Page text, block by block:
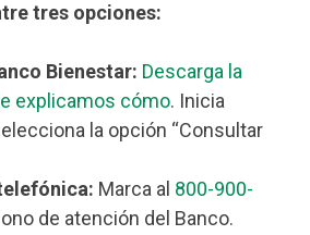
tres opciones:
Bienestar: Descarga la
explicamos cómo. Inicia
la opción “Consultar
Marca al 800-900-
de atención del Banco.